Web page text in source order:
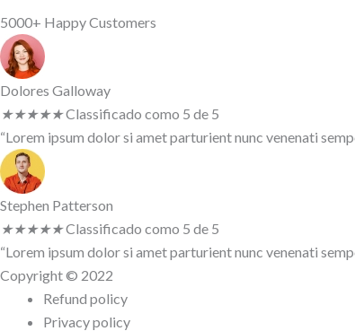
5000+ Happy Customers
Dolores Galloway
★★★★★Classificado como 5 de 5
“Lorem ipsum dolor si amet parturient nunc venenati
Stephen Patterson
★★★★★Classificado como 5 de 5
“Lorem ipsum dolor si amet parturient nunc venenati
Copyright © 2022
Refund policy
Privacy policy